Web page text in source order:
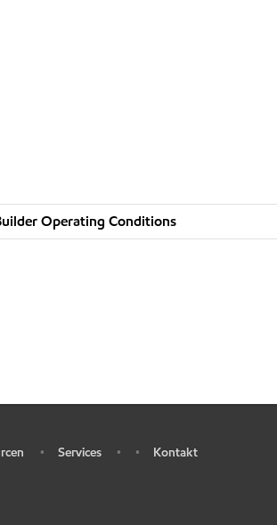
Operating Conditions
• Services • • Kontakt